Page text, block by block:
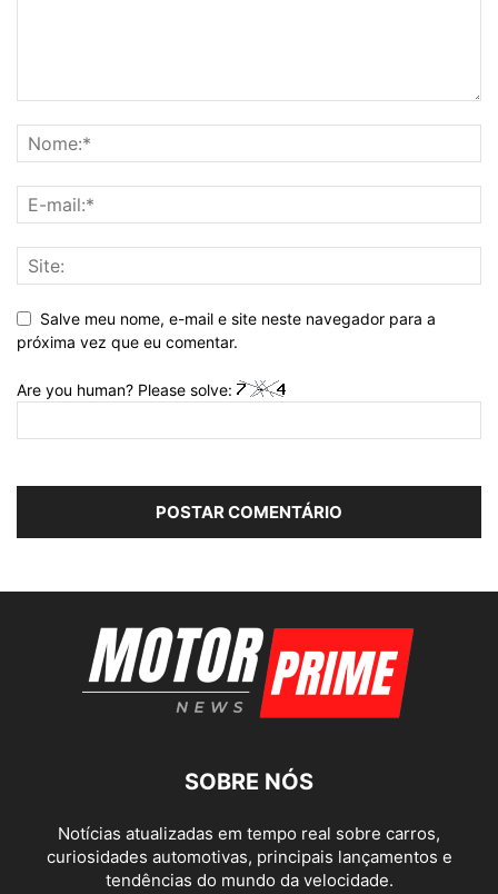
Salve meu nome, e-mail e site neste navegador para a
próxima vez que eu comentar.
Are you human? Please solve:
SOBRE NÓS
Notícias atualizadas em tempo real sobre carros,
curiosidades automotivas, principais lançamentos e
tendências do mundo da velocidade.